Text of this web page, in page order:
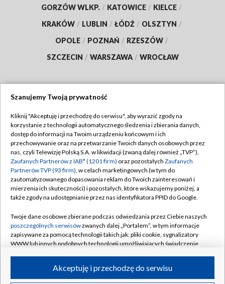
GORZÓW WLKP. / KATOWICE / KIELCE /
KRAKÓW / LUBLIN / ŁÓDŹ / OLSZTYN /
OPOLE / POZNAŃ / RZESZÓW /
SZCZECIN / WARSZAWA / WROCŁAW
TVP
Abonament TVP
Emisja w TVP
Centrum informacji TVP
Naziemna Telewizja Cyfrowa
Rada Programowa
System NOS
Informacje o nadawcy
Program dla prasy
Regulamin TVP
Polityka prywatności
Moje zgody
Pomoc
Kontakt
Kanały
Szanujemy Twoją prywatność
Kliknij "Akceptuję i przechodzę do serwisu", aby wyrazić zgody na
korzystanie z technologii automatycznego śledzenia i zbierania danych,
dostęp do informacji na Twoim urządzeniu końcowym i ich
przechowywanie oraz na przetwarzanie Twoich danych osobowych przez
nas, czyli Telewizję Polską S.A. w likwidacji (zwaną dalej również „TVP”),
Zaufanych Partnerów z IAB* (1201 firm) oraz pozostałych Zaufanych
Partnerów TVP (93 firm), w celach marketingowych (w tym do
zautomatyzowanego dopasowania reklam do Twoich zainteresowań i
mierzenia ich skuteczności) i pozostałych, które wskazujemy poniżej, a
także zgody na udostępnianie przez nas identyfikatora PPID do Google.
Twoje dane osobowe zbierane podczas odwiedzania przez Ciebie naszych
poszczególnych serwisówzwanych dalej „Portalem”, w tym informacje
zapisywane za pomocą technologii takich jak: pliki cookie, sygnalizatory
WWW lub innych podobnych technologii umożliwiających świadczenie
ruchu w Internecie.Akceptuję i przechodzę do serwisu